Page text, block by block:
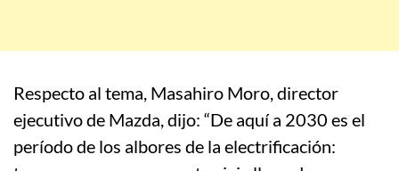
Respecto al tema, Masahiro Moro, director
ejecutivo de Mazda, dijo: “De aquí a 2030 es el
período de los albores de la electrificación: